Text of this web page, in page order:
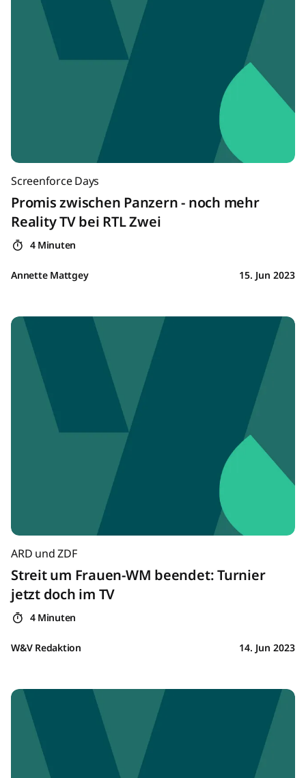
Screenforce Days
Promis zwischen Panzern - noch mehr
Reality TV bei RTL Zwei
4 Minuten
Annette Mattgey 15. Jun 2023
ARD und ZDF
Streit um Frauen-WM beendet: Turnier
jetzt doch im TV
4 Minuten
W&V Redaktion 14. Jun 2023